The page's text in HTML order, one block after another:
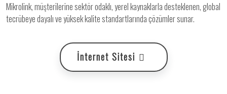
Mikrolink, müşterilerine sektör odaklı, yerel kaynaklarla desteklenen, global
tecrübeye dayalı ve yüksek kalite standartlarında çözümler sunar.
İnternet Sitesi